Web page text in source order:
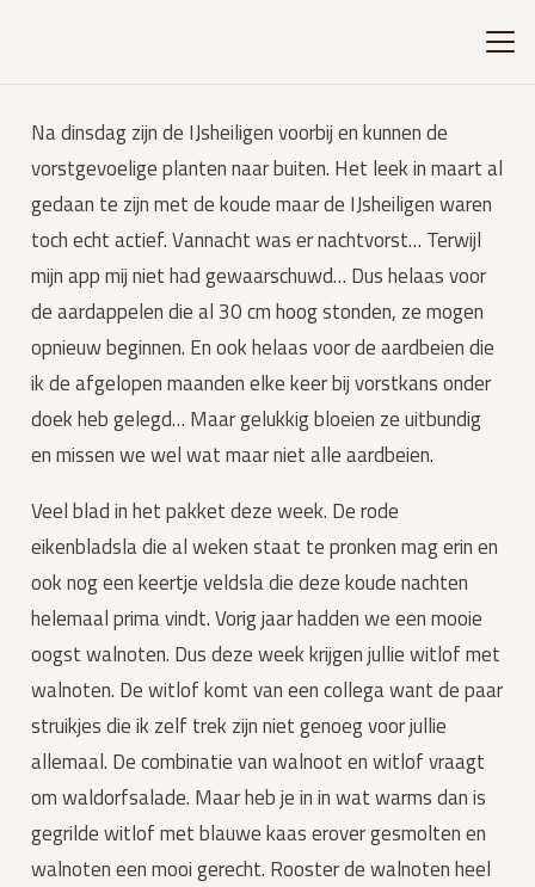
Na dinsdag zijn de IJsheiligen voorbij en kunnen de
vorstgevoelige planten naar buiten. Het leek in maart al
gedaan te zijn met de koude maar de IJsheiligen waren
toch echt actief. Vannacht was er nachtvorst… Terwijl
mijn app mij niet had gewaarschuwd… Dus helaas voor
de aardappelen die al 30 cm hoog stonden, ze mogen
opnieuw beginnen. En ook helaas voor de aardbeien die
ik de afgelopen maanden elke keer bij vorstkans onder
doek heb gelegd… Maar gelukkig bloeien ze uitbundig
en missen we wel wat maar niet alle aardbeien.
Veel blad in het pakket deze week. De rode
eikenbladsla die al weken staat te pronken mag erin en
ook nog een keertje veldsla die deze koude nachten
helemaal prima vindt. Vorig jaar hadden we een mooie
oogst walnoten. Dus deze week krijgen jullie witlof met
walnoten. De witlof komt van een collega want de paar
struikjes die ik zelf trek zijn niet genoeg voor jullie
allemaal. De combinatie van walnoot en witlof vraagt
om waldorfsalade. Maar heb je in in wat warms dan is
gegrilde witlof met blauwe kaas erover gesmolten en
walnoten een mooi gerecht. Rooster de walnoten heel